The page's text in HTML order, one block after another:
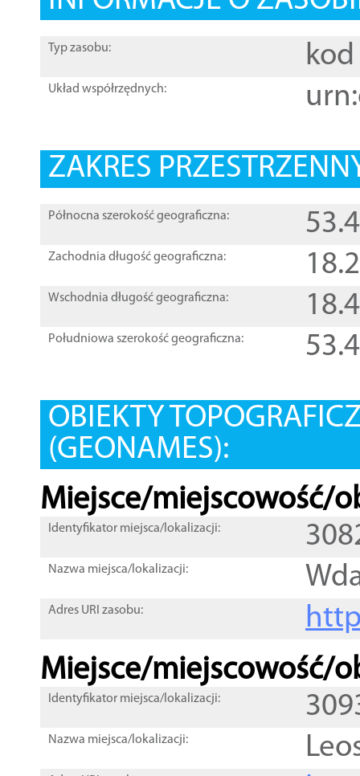
Typ zasobu: kod
Układ współrzędnych:
ZAKRES
Północna szerokość geograficzna:
Zachodnia długość geograficzna:
Wschodnia długość geograficzna:
Południowa szerokość geograficzna:
OBIEKTY
(GEONAMES):
Miejsce/miejscowość/
Identyfikator miejsca/lokalizacji:
Nazwa miejsca/lokalizacji:
Adres URI zasobu:
Miejsce/miejscowość/
Identyfikator miejsca/lokalizacji:
Nazwa miejsca/lokalizacji: